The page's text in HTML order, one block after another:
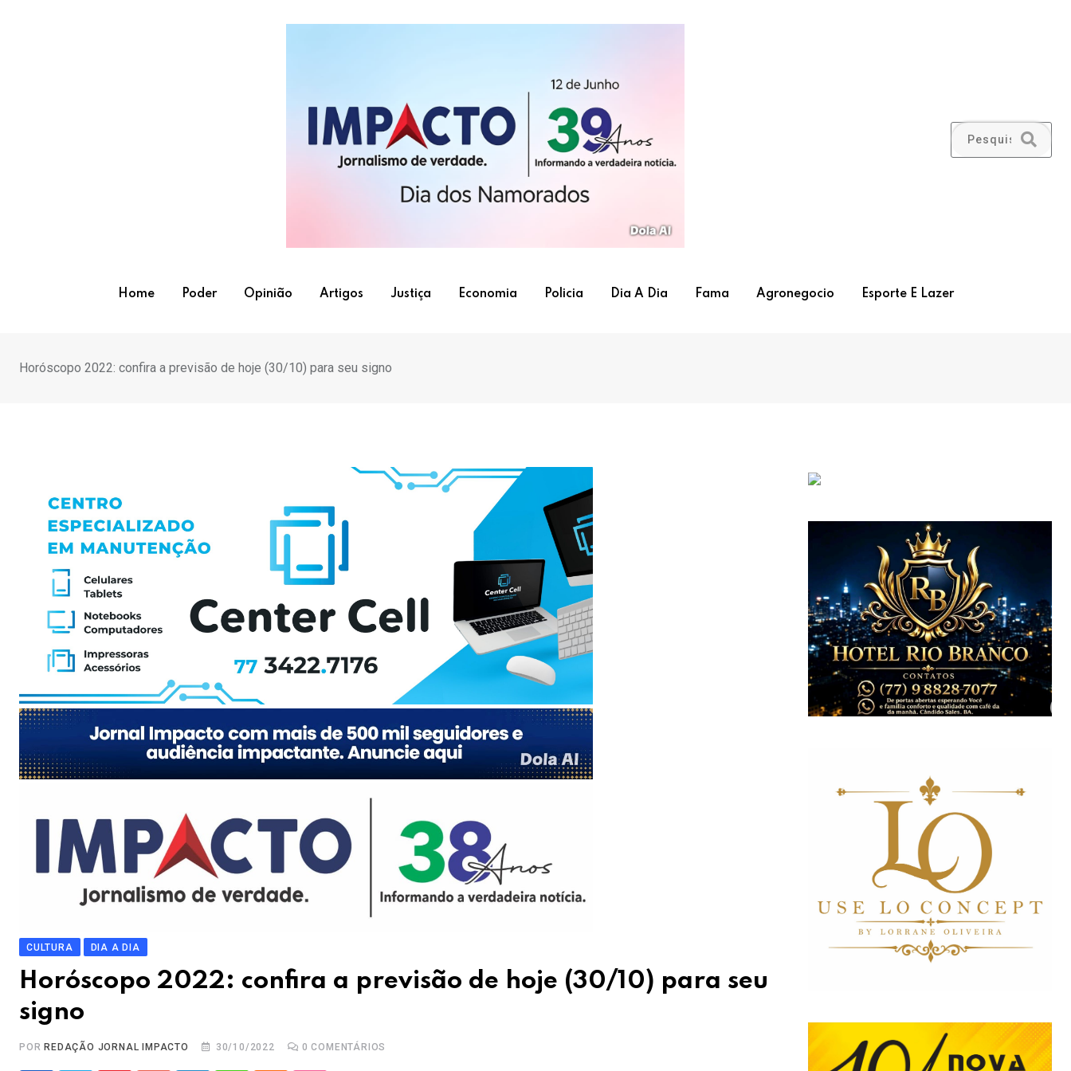
Home Poder Opinião Artigos Justiça Economia Policia Dia A Dia Fama Agronegocio Esporte E Lazer
Horóscopo 2022: confira a previsão de hoje (30/10) para seu signo
CULTURA DIA A DIA
Horóscopo 2022: confira a previsão de hoje (30/10) para seu
signo
POR REDAÇÃO JORNAL IMPACTO 30/10/2022 0 COMENTÁRIOS